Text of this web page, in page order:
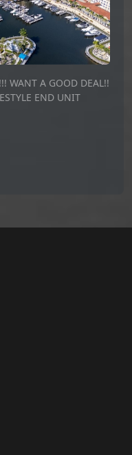
WANT A GOOD DEAL!!
END UNIT